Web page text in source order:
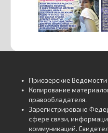
Приозерские Ведомости
Копирование
правообладателя.
Зарегистрировано
сфере связи,
коммуникаций.